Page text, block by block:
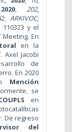
2020, 202,
ARKIVOC,
110323 y el
Meeting. En
en la
Jacobi
de
En 2020
Mención
se
en
De regreso
del